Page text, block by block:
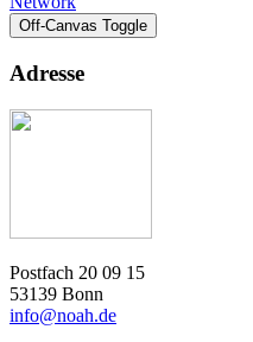
Off-Canvas Toggle
Adresse
Postfach 20 09 15
53139 Bonn
info@noah.de